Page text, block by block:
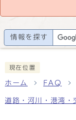
情報を探す
現在位置
ホーム FAQ
道路・河川・港湾・